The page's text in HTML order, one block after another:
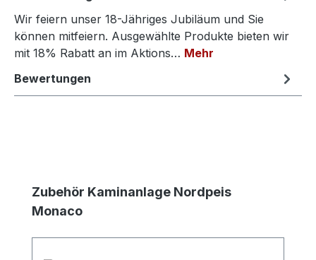
Wir feiern unser 18-Jähriges Jubiläum und Sie
können mitfeiern. Ausgewählte Produkte bieten wir
mit 18% Rabatt an im Aktions… Mehr
Bewertungen
Produktgalerie überspringen
Zubehör Kaminanlage Nordpeis
Monaco